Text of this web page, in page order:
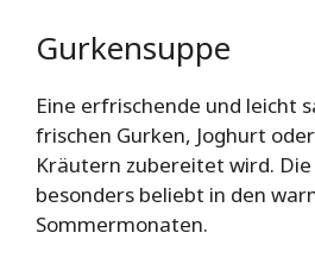
Gurkensuppe
Eine erfrischende und leicht
frischen Gurken, Joghurt
Kräutern zubereitet wird.
besonders beliebt in den
Sommermonaten.